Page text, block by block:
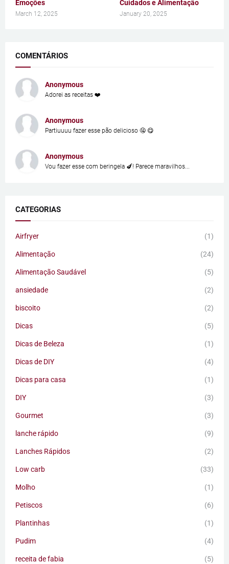
Emoções
March 12, 2025
Cuidados e Alimentação
January 20, 2025
COMENTÁRIOS
Anonymous
Adorei as receitas ❤️
Anonymous
Partiuuuu fazer esse pão delicioso 🤤 😋
Anonymous
Vou fazer esse com beringela 🍆! Parece maravilhos...
CATEGORIAS
Airfryer (1)
Alimentação (24)
Alimentação Saudável (5)
ansiedade (2)
biscoito (2)
Dicas (5)
Dicas de Beleza (1)
Dicas de DIY (4)
Dicas para casa (1)
DIY (3)
Gourmet (3)
lanche rápido (9)
Lanches Rápidos (2)
Low carb (33)
Molho (1)
Petiscos (6)
Plantinhas (1)
Pudim (4)
receita de fabia (5)